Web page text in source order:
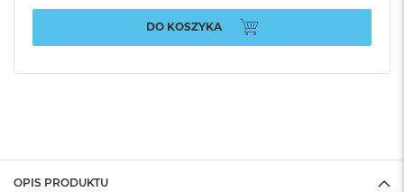
DO KOSZYKA
OPIS PRODUKTU